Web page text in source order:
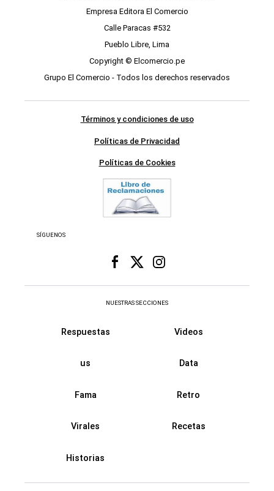
Empresa Editora El Comercio
Calle Paracas #532
Pueblo Libre, Lima
Copyright © Elcomercio.pe
Grupo El Comercio - Todos los derechos reservados
Términos y condiciones de uso
Políticas de Privacidad
Políticas de Cookies
SÍGUENOS
NUESTRAS SECCIONES
Respuestas Videos
us Data
Fama Retro
Virales Recetas
Historias